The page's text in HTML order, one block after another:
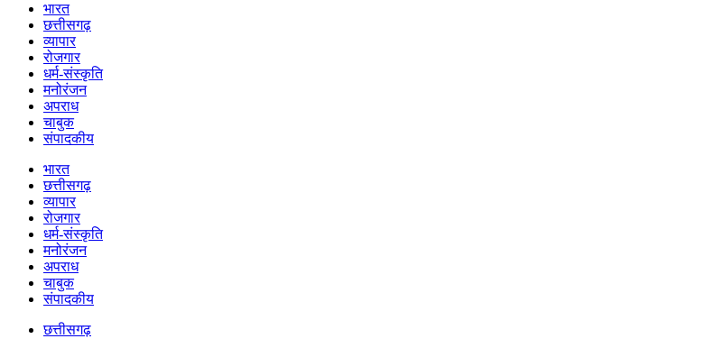
भारत
छत्तीसगढ़
व्यापार
रोजगार
धर्म-संस्कृति
मनोरंजन
अपराध
चाबुक
संपादकीय
भारत
छत्तीसगढ़
व्यापार
रोजगार
धर्म-संस्कृति
मनोरंजन
अपराध
चाबुक
संपादकीय
छत्तीसगढ़